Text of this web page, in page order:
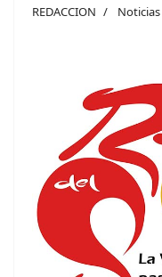
REDACCION